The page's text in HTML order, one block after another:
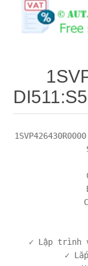
Máy tính công
Động cơ servo
Quạt thông gió
Phụ Kiện
Phụ Kiện
✓ Lập trình
✓